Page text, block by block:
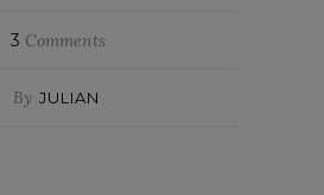
3 Comments
By JULIAN